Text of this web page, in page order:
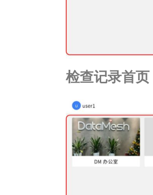
检查记录首页